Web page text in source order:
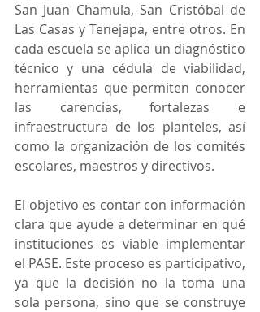
San Juan Chamula, San Cristóbal de
Las Casas y Tenejapa, entre otros. En
cada escuela se aplica un diagnóstico
técnico y una cédula de viabilidad,
herramientas que permiten conocer
las carencias, fortalezas e
infraestructura de los planteles, así
como la organización de los comités
escolares, maestros y directivos.
El objetivo es contar con información
clara que ayude a determinar en qué
instituciones es viable implementar
el PASE. Este proceso es participativo,
ya que la decisión no la toma una
sola persona, sino que se construye